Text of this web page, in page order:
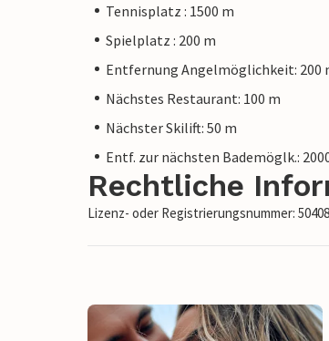
Tennisplatz : 1500 m
Spielplatz : 200 m
Entfernung Angelmöglichkeit: 200
Nächstes Restaurant: 100 m
Nächster Skilift: 50 m
Entf. zur nächsten Bademöglk.:
Rechtliche
Lizenz- oder Registrierungsnummer: